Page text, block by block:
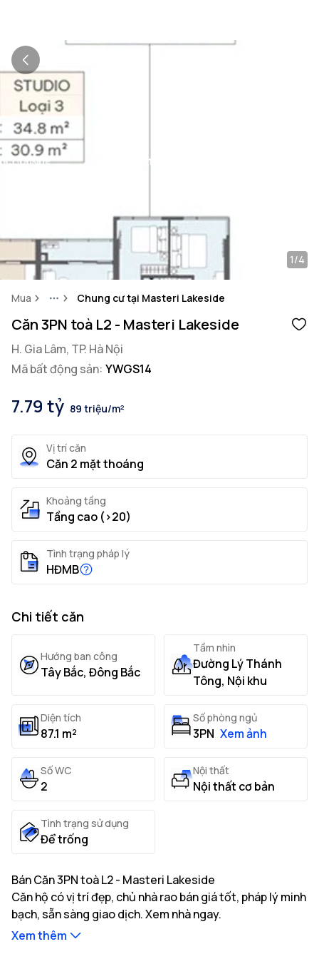
Mua MoreChung cư tại Masteri Lakeside
1/4
Căn 3PN toà L2 - Masteri Lakeside
H. Gia Lâm, TP. Hà Nội
Mã bất động sản: YWGS14
7.79 tỷ 89 triệu/m²
Vị trí căn
Căn 2 mặt thoáng
Khoảng tầng
Tầng cao (>20)
Tình trạng pháp lý
HĐMB
Chi tiết căn
Hướng ban công
Tây Bắc, Đông Bắc
Tầm nhìn
Đường Lý Thánh
Tông, Nội khu
Diện tích
87.1 m²
Số phòng ngủ
3PN Xem ảnh
Số WC
2
Nội thất
Nội thất cơ bản
Tình trạng sử dụng
Để trống
Bán Căn 3PN toà L2 - Masteri Lakeside
Căn hộ có vị trí đẹp, chủ nhà rao bán giá tốt, pháp lý minh
bạch, sẵn sàng giao dịch. Xem nhà ngay.
Xem thêm